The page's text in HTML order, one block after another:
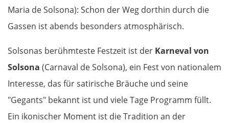
Maria de Solsona): Schon der Weg dorthin durch die
Gassen ist abends besonders atmosphärisch.
Solsonas berühmteste Festzeit ist der Karneval von
Solsona (Carnaval de Solsona), ein Fest von nationalem
Interesse, das für satirische Bräuche und seine
"Gegants" bekannt ist und viele Tage Programm füllt.
Ein ikonischer Moment ist die Tradition an der
Elchowo
Kardschali
Griechenland
Komotini